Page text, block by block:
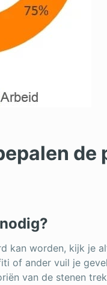
de
kan worden, kijk je
of ander vuil je
van de stenen